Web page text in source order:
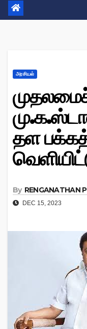
அரசியல்
தள
By RENGANATHAN P
DEC 15, 2023